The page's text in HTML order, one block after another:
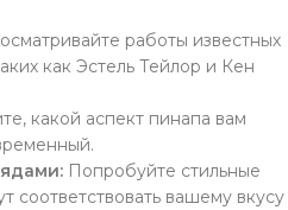
работы известных
как Эстель Тейлор и Кен
какой аспект пинапа вам
Попробуйте стильные
соответствовать вашему вкусу